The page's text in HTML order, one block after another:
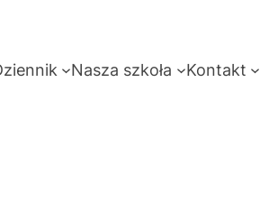
Nasza szkoła Kontakt